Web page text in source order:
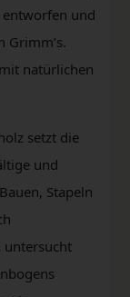
und
Grimm’s.
natürlichen
setzt die
und
Stapeln
untersucht